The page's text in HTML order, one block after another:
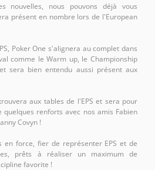
nouvelles, nous pouvons déjà vous
présent en nombre lors de l'European
Poker One s'alignera au complet dans
comme le Warm up, le Championship
sera bien entendu aussi présent aux
aux tables de l'EPS et sera pour
quelques renforts avec nos amis Fabien
Covyn !
en force, fier de représenter EPS et de
prêts à réaliser un maximum de
favorite !